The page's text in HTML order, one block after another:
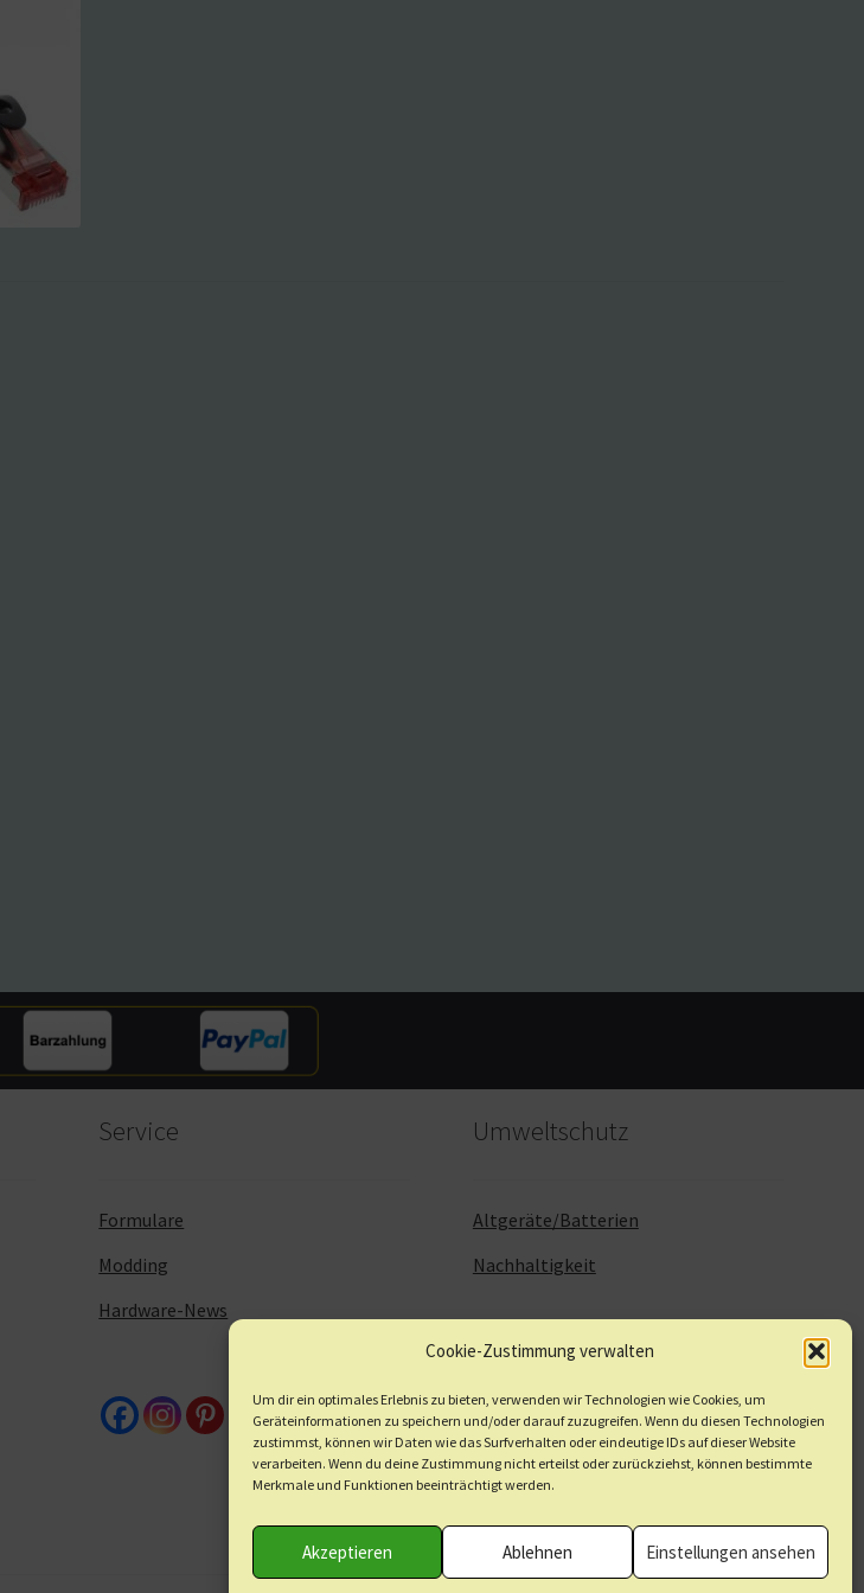
Cookie-Zustimmung verwalten
Um dir ein optimales Erlebnis zu bieten, verwenden wir Technologien wie Cookies, um
Geräteinformationen zu speichern und/oder darauf zuzugreifen. Wenn du diesen Technologien
zustimmst, können wir Daten wie das Surfverhalten oder eindeutige IDs auf dieser Website
verarbeiten. Wenn du deine Zustimmung nicht erteilst oder zurückziehst, können bestimmte
Merkmale und Funktionen beeinträchtigt werden.
Akzeptieren Ablehnen Einstellungen ansehen
Service
Formulare
Modding
Hardware-News
Umweltschutz
Altgeräte/Batterien
Nachhaltigkeit